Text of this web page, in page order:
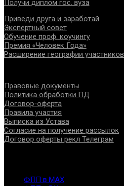
Получи диплом гос. вуза
Приведи друга и заработай
Экспертный совет
Обучение проф. коучингу
Премия «Человек Года»
Расширение географии участников
Правовые документы
Политика обработки ПД
Договор-оферта
Правила участия
Выписка из Устава
Согласие на получение рассылок
Договор оферты рекл Телеграм
ФПП в МАХ